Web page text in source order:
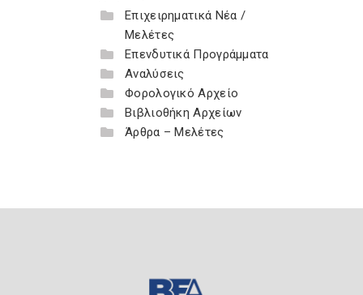
Επιχειρηματικά Νέα /
Μελέτες
Επενδυτικά Προγράμματα
Αναλύσεις
Φορολογικό Αρχείο
Βιβλιοθήκη Αρχείων
Άρθρα – Μελέτες